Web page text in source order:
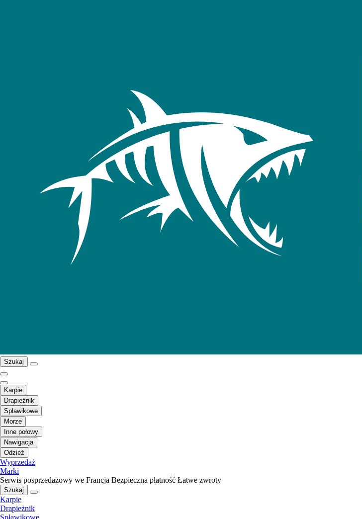
Szukaj
Karpie
Drapieżnik
Spławikowe
Morze
Inne połowy
Nawigacja
Odzież
Wyprzedaż
Marki
Serwis posprzedażowy we Francja Bezpieczna płatność Łatwe zwroty
Szukaj
Karpie
Drapieżnik
Spławikowe